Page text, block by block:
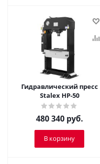
Гидравлический пресс
Stalex HP-50
480 340руб.
В корзину